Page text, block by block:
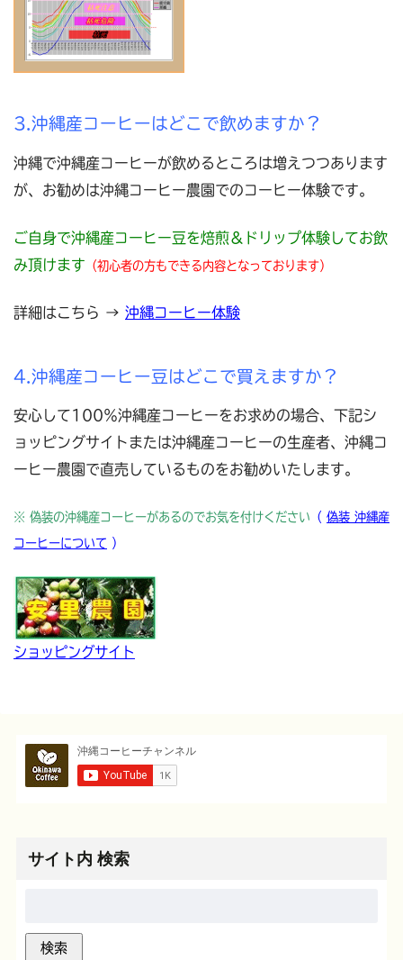
3.沖縄産コーヒーはどこで飲めますか？
沖縄で沖縄産コーヒーが飲めるところは増えつつあります
が、お勧めは沖縄コーヒー農園でのコーヒー体験です。
ご自身で沖縄産コーヒー豆を焙煎＆ドリップ体験してお飲
み頂けます （初心者の方もできる内容となっております）
詳細はこちら → 沖縄コーヒー体験
4.沖縄産コーヒー豆はどこで買えますか？
安心して100％沖縄産コーヒーをお求めの場合、下記シ
ョッピングサイトまたは沖縄産コーヒーの生産者、沖縄コ
ーヒー農園で直売しているものをお勧めいたします。
※ 偽装の沖縄産コーヒーがあるのでお気を付けください （ 偽装 沖縄産
コーヒーについて ）
ショッピングサイト
サイト内 検索